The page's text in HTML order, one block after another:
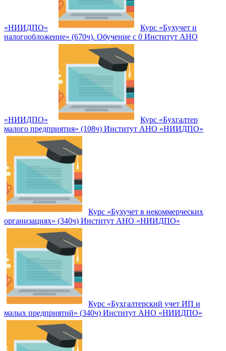
«НИИДПО»
Курс «Бухучет и
налогообложение» (670ч). Обучение с 0 Институт АНО
«НИИДПО»
Курс «Бухгалтер
малого предприятия» (108ч) Институт АНО «НИИДПО»
Курс «Бухучет в некоммерческих
организациях» (340ч) Институт АНО «НИИДПО»
Курс «Бухгалтерский учет ИП и
малых предприятий» (340ч) Институт АНО «НИИДПО»